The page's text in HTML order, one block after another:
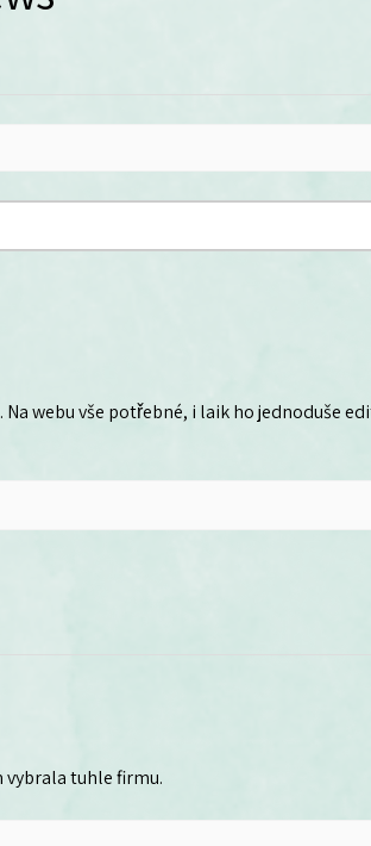
webu vše potřebné, i laik ho jednoduše
vybrala tuhle firmu.